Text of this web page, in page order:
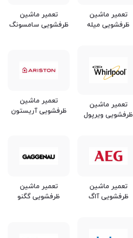
تعمیر ماشین
ظرفشویی میله
تعمیر ماشین
ظرفشویی سامسونگ
تعمیر ماشین
ظرفشویی ویرپول
تعمیر ماشین
ظرفشویی آریستون
تعمیر ماشین
ظرفشویی آاگ
تعمیر ماشین
ظرفشویی گگنو